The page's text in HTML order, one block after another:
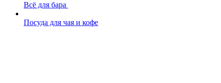
Всё для бара
Посуда для чая и кофе